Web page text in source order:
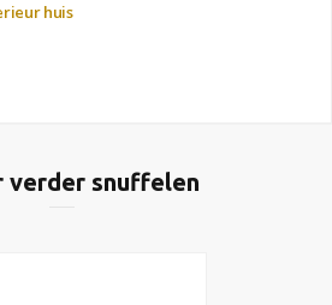
huis
verder snuffelen